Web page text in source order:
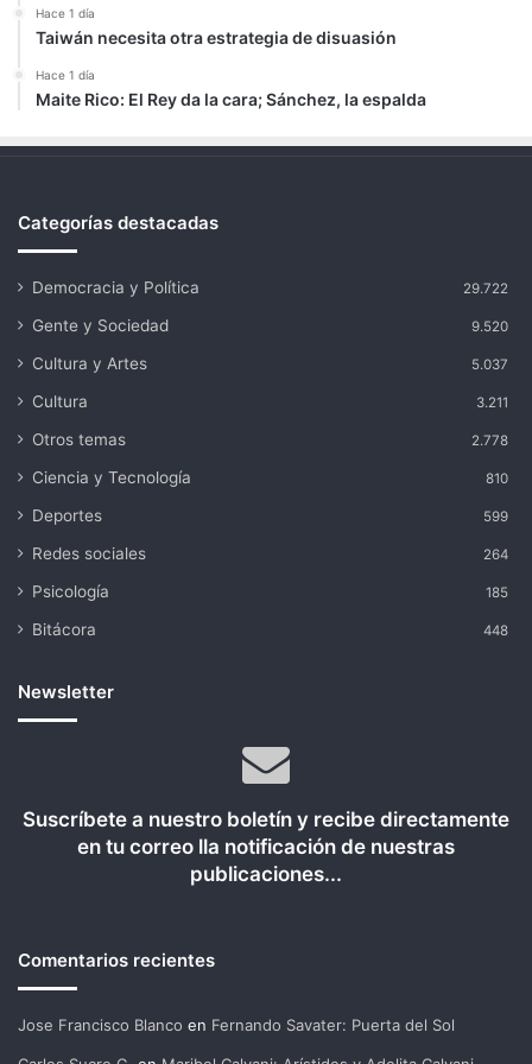
Hace 1 día
Taiwán necesita otra estrategia de disuasión
Hace 1 día
Maite Rico: El Rey da la cara; Sánchez, la espalda
Categorías destacadas
Democracia y Política 29.722
Gente y Sociedad 9.520
Cultura y Artes 5.037
Cultura 3.211
Otros temas 2.778
Ciencia y Tecnología 810
Deportes 599
Redes sociales 264
Psicología 185
Bitácora 448
Newsletter
Suscríbete a nuestro boletín y recibe directamente
en tu correo lla notificación de nuestras
publicaciones...
Comentarios recientes
Jose Francisco Blanco en Fernando Savater: Puerta del Sol